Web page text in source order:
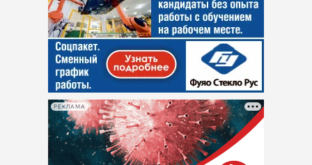
РЕКЛАМА